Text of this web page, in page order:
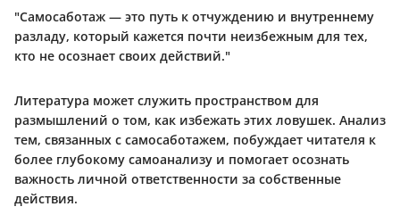
"Самосаботаж — это путь к отчуждению и внутреннему
разладу, который кажется почти неизбежным для тех,
кто не осознает своих действий."
Литература может служить пространством для
размышлений о том, как избежать этих ловушек. Анализ
тем, связанных с самосаботажем, побуждает читателя к
более глубокому самоанализу и помогает осознать
важность личной ответственности за собственные
действия.